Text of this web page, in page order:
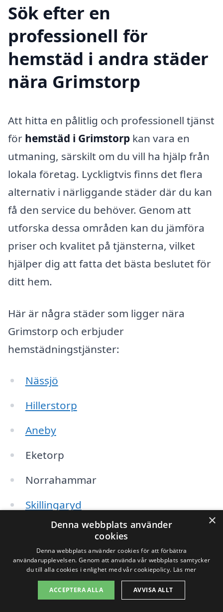
Sök efter en
professionell för
hemstäd i andra städer
nära Grimstorp
Att hitta en pålitlig och professionell tjänst
för hemstäd i Grimstorp kan vara en
utmaning, särskilt om du vill ha hjälp från
lokala företag. Lyckligtvis finns det flera
alternativ i närliggande städer där du kan
få den service du behöver. Genom att
utforska dessa områden kan du jämföra
priser och kvalitet på tjänsterna, vilket
hjälper dig att fatta det bästa beslutet för
ditt hem.
Här är några städer som ligger nära
Grimstorp och erbjuder
hemstädningstjänster:
Nässjö
Hillerstorp
Aneby
Eketorp
Norrahammar
Skillingaryd
Björkeryd
Räback
Tenhult
Jönköping
×
Denna webbplats använder
cookies
Denna webbplats använder cookies för att förbättra
användarupplevelsen. Genom att använda vår webbplats samtycker
du till alla cookies i enlighet med vår cookiepolicy. Läs mer
ACCEPTERA ALLA AVVISA ALLT